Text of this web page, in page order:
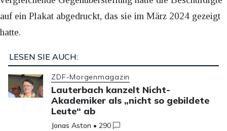
auf ein Plakat abgedruckt, das sie im März 2024 gezeigt
hatte.
LESEN SIE AUCH:
ZDF-Morgenmagazin
Lauterbach kanzelt Nicht-
Akademiker als „nicht so gebildete
Leute“ ab
Jonas Aston •290